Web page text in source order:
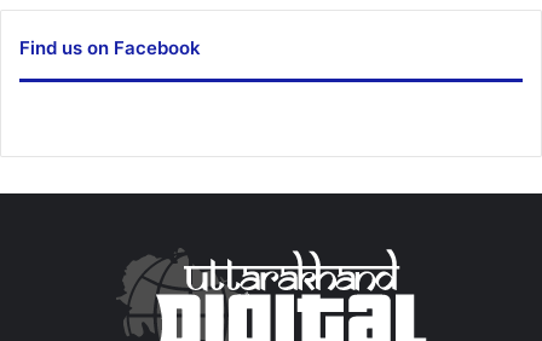
Find us on Facebook